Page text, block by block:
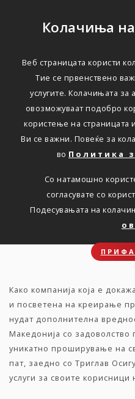
Колачиња
Веб страницата користи
Тие се првенствено
услугите. Колачињата
овозможуваат подобро
користење на страницата
Ви се важни. Повеќе за
во Политика
Со натамошно
согласувате со
Подесувањата на
A1 Combo
Дома Новости A1
A1
Осигурување
понуда на
Како компанија која е
и посветена на креирање
нудат дополнителна
Македонија со задоволство
уникатно проширување на
пат, заедно со Триглав
услуги за своите корисници